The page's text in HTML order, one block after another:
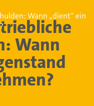
Wann „dient“ ein
Wann